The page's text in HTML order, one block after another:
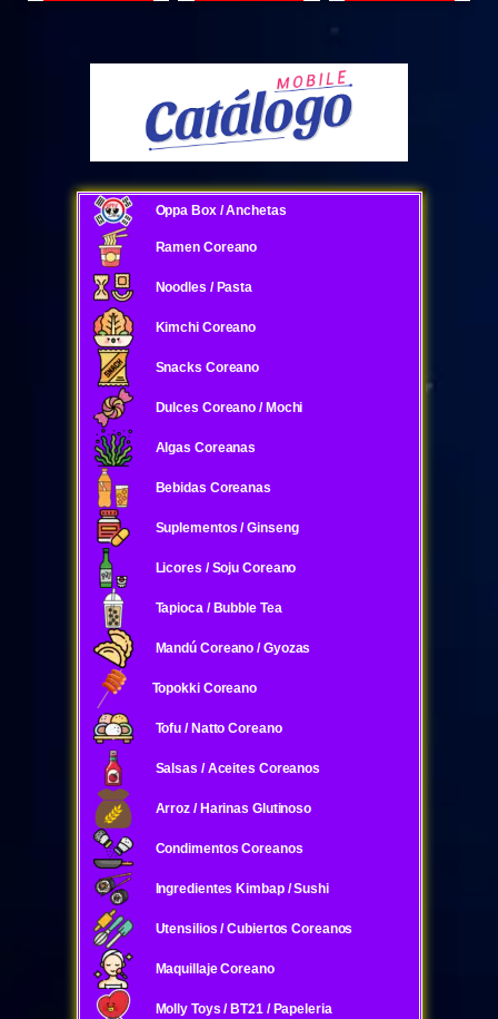
Oppa Box / Anchetas
Ramen Coreano
Noodles / Pasta
Kimchi Coreano
Snacks Coreano
Dulces Coreano / Mochi
Algas Coreanas
Bebidas Coreanas
Suplementos / Ginseng
Licores / Soju Coreano
Tapioca / Bubble Tea
Mandú Coreano / Gyozas
Topokki Coreano
Tofu / Natto Coreano
Salsas / Aceites Coreanos
Arroz / Harinas Glutinoso
Condimentos Coreanos
Ingredientes Kimbap / Sushi
Utensilios / Cubiertos Coreanos
Maquillaje Coreano
Molly Toys / BT21 / Papeleria